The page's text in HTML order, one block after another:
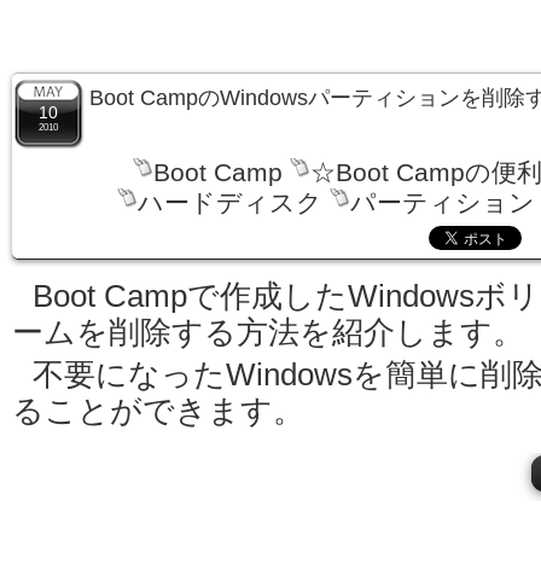
10
2010
Boot CampのWindowsパーティションを削除
Boot Camp
☆Boot Campの便
ハードディスク
パーティション
Boot Campで作成したWindowsボ
ームを削除する方法を紹介します。
不要になったWindowsを簡単に削
ることができます。